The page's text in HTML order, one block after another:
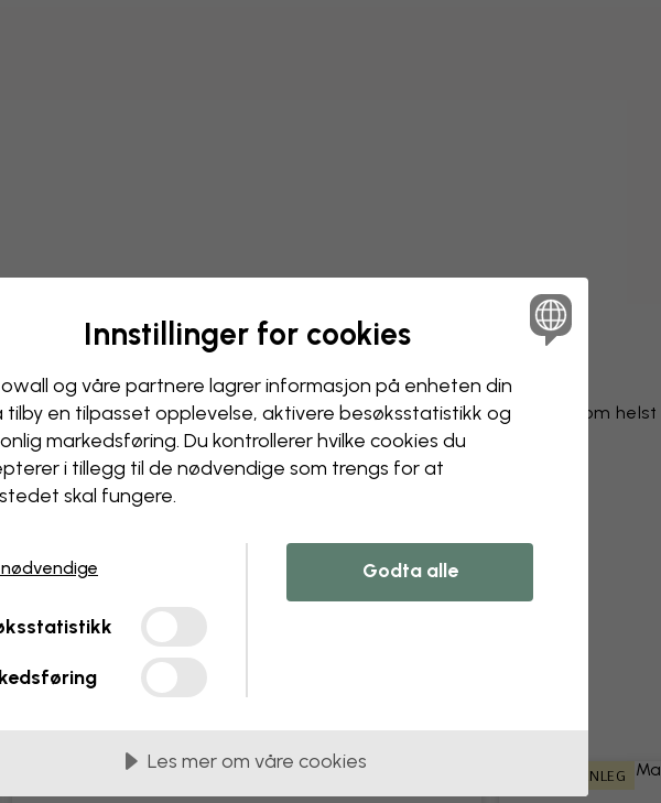
Endre tapetet ditt
Designteamet vårt kan justere hvilket som
Endre størrelse eller farger
Legg til eller fjern et objekt
Be om endringer
MEST POPULÆRE LEIEBUARVENLEG
Innstillinger for cookies
og våre partnere lagrer informasjon på enheten din
tilby en tilpasset opplevelse, aktivere besøks­statistikk og
markedsføring. Du kontrollerer hvilke cookies du
i tillegg til de nødvendige som trengs for at
skal fungere.
Godta alle
Les mer om våre cookies